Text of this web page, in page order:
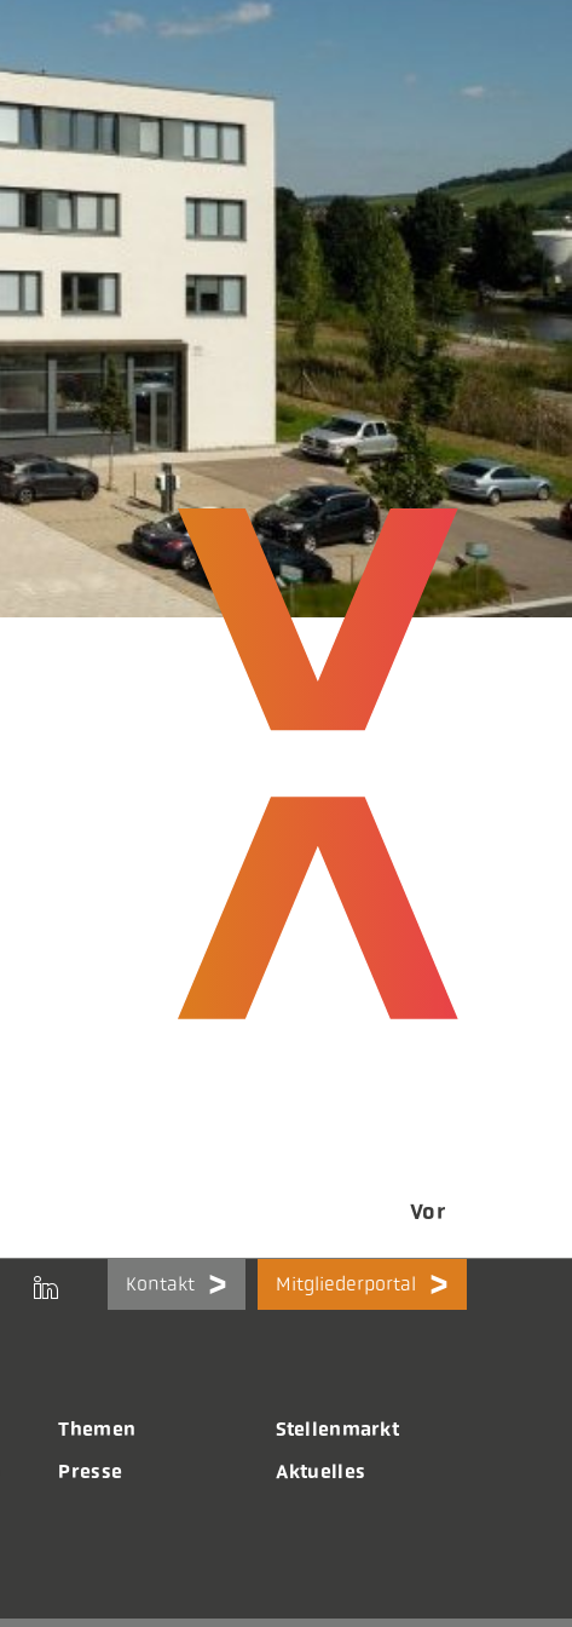
Vor
Kontakt Mitgliederportal
Themen
Presse
Stellenmarkt
Aktuelles